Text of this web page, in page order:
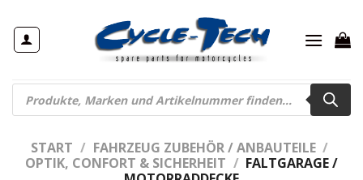
Inhalt
springen
Products
search
START / FAHRZEUG ZUBEHÖR / ANBAUTEILE /
OPTIK, CONFORT & SICHERHEIT / FALTGARAGE /